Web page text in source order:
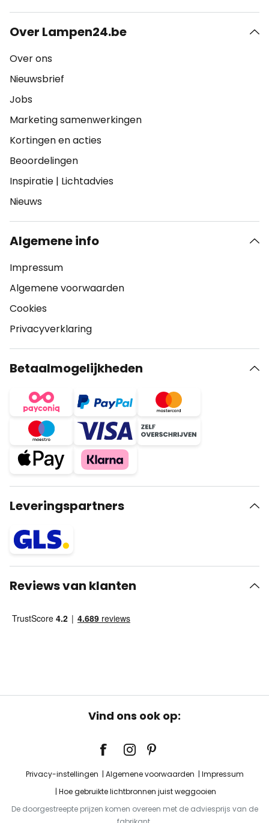
Over Lampen24.be
Over ons
Nieuwsbrief
Jobs
Marketing samenwerkingen
Kortingen en acties
Beoordelingen
Inspiratie | Lichtadvies
Nieuws
Algemene info
Impressum
Algemene voorwaarden
Cookies
Privacyverklaring
Betaalmogelijkheden
Leveringspartners
Reviews van klanten
Vind ons ook op:
Privacy-instellingen Algemene voorwaarden
Impressum
Hoe gebruikte lichtbronnen juist weggooien
De doorgestreepte prijzen komen overeen met de adviesprijs van de